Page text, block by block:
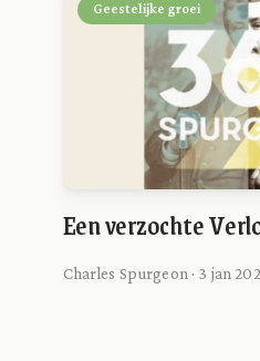
Geestelijke groei
Een verzochte
Charles Spurgeon · 3 jan